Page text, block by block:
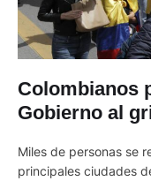
Colombianos
Gobierno al
Miles de personas se
principales ciudades